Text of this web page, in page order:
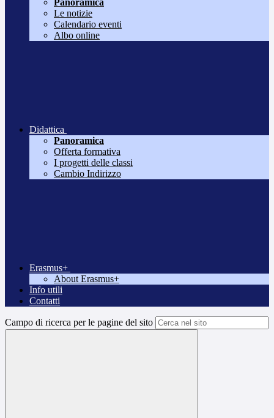
Panoramica
Le notizie
Calendario eventi
Albo online
Didattica
Panoramica
Offerta formativa
I progetti delle classi
Cambio Indirizzo
Erasmus+
About Erasmus+
Info utili
Contatti
Campo di ricerca per le pagine del sito